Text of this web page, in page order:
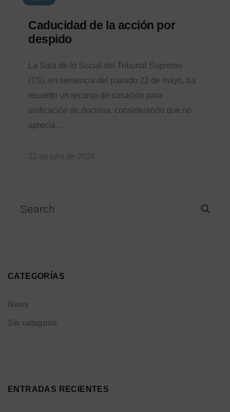
Caducidad de la acción por
despido
La Sala de lo Social del Tribunal Supremo
(TS), en sentencia del pasado 22 de mayo, ha
resuelto un recurso de casación para
unificación de doctrina, considerando que no
aprecia…
22 de julio de 2024
CATEGORÍAS
News
Sin categoría
ENTRADAS RECIENTES